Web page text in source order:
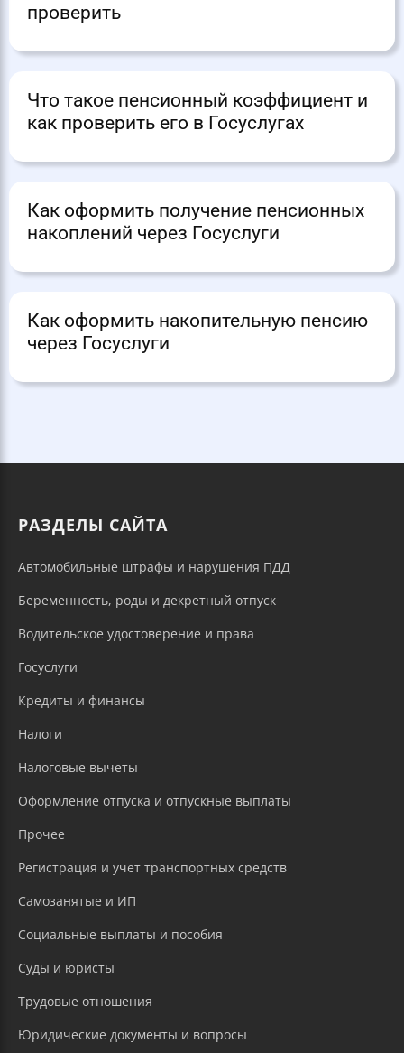
проверить
Что такое пенсионный коэффициент и
как проверить его в Госуслугах
Как оформить получение пенсионных
накоплений через Госуслуги
Как оформить накопительную пенсию
через Госуслуги
РАЗДЕЛЫ САЙТА
Автомобильные штрафы и нарушения ПДД
Беременность, роды и декретный отпуск
Водительское удостоверение и права
Госуслуги
Кредиты и финансы
Налоги
Налоговые вычеты
Оформление отпуска и отпускные выплаты
Прочее
Регистрация и учет транспортных средств
Самозанятые и ИП
Социальные выплаты и пособия
Суды и юристы
Трудовые отношения
Юридические документы и вопросы